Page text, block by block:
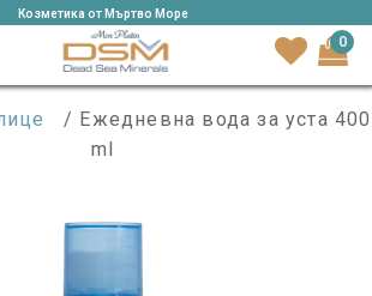
Козметика от Mъртво Море
0
/ Ежедневна вода за уста 400
ml